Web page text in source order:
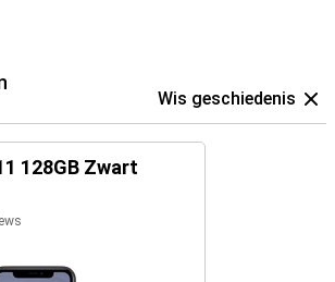
Wis geschiedenis
128GB Zwart